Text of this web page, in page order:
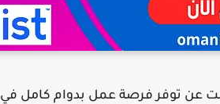
عن توفر فرصة عمل بدوام كامل في